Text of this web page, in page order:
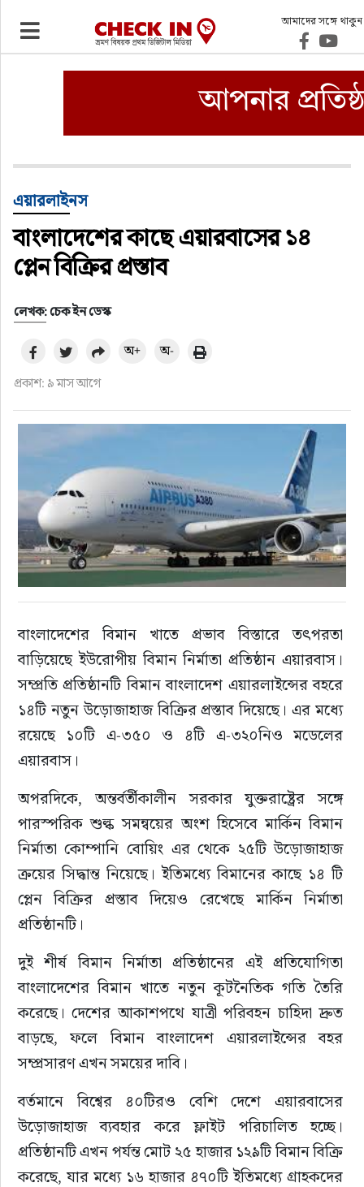
আমাদের সঙ্গে থাকুন
ভ্রমণ
ওটিএ
হোটেল-মোটেল-রিসোর্ট
বিদেশযাত্রা
প্রবাস
ফুড
হজ-ওমরাহ
আরও
এয়ারলাইনস
বাংলাদেশের কাছে এয়ারবাসের ১৪
প্লেন বিক্রির প্রস্তাব
লেখক: চেক ইন ডেস্ক
প্রকাশ: ৯ মাস আগে
অ+ অ-
বাংলাদেশের বিমান খাতে প্রভাব বিস্তারে তৎপরতা
বাড়িয়েছে ইউরোপীয় বিমান নির্মাতা প্রতিষ্ঠান এয়ারবাস।
সম্প্রতি প্রতিষ্ঠানটি বিমান বাংলাদেশ এয়ারলাইন্সের বহরে
১৪টি নতুন উড়োজাহাজ বিক্রির প্রস্তাব দিয়েছে। এর মধ্যে
রয়েছে ১০টি এ-৩৫০ ও ৪টি এ-৩২০নিও মডেলের
এয়ারবাস।
অপরদিকে, অন্তর্বর্তীকালীন সরকার যুক্তরাষ্ট্রের সঙ্গে
পারস্পরিক শুল্ক সমন্বয়ের অংশ হিসেবে মার্কিন বিমান
নির্মাতা কোম্পানি বোয়িং এর থেকে ২৫টি উড়োজাহাজ
ক্রয়ের সিদ্ধান্ত নিয়েছে। ইতিমধ্যে বিমানের কাছে ১৪ টি
প্লেন বিক্রির প্রস্তাব দিয়েও রেখেছে মার্কিন নির্মাতা
প্রতিষ্ঠানটি।
দুই শীর্ষ বিমান নির্মাতা প্রতিষ্ঠানের এই প্রতিযোগিতা
বাংলাদেশের বিমান খাতে নতুন কূটনৈতিক গতি তৈরি
করেছে। দেশের আকাশপথে যাত্রী পরিবহন চাহিদা দ্রুত
বাড়ছে, ফলে বিমান বাংলাদেশ এয়ারলাইন্সের বহর
সম্প্রসারণ এখন সময়ের দাবি।
বর্তমানে বিশ্বের ৪০টিরও বেশি দেশে এয়ারবাসের
উড়োজাহাজ ব্যবহার করে ফ্লাইট পরিচালিত হচ্ছে।
প্রতিষ্ঠানটি এখন পর্যন্ত মোট ২৫ হাজার ১২৯টি বিমান বিক্রি
করেছে, যার মধ্যে ১৬ হাজার ৪৭০টি ইতিমধ্যে গ্রাহকদের